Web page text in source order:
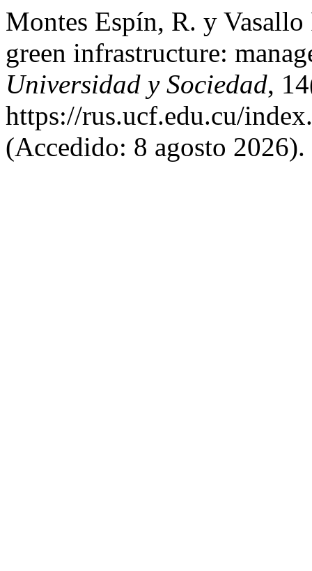
Montes Espín, R. y
green infrastructure:
Universidad y Sociedad,
https://rus.ucf.edu.cu/
(Accedido: 8 agosto 2026).